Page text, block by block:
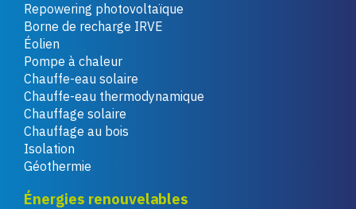
Repowering photovoltaïque
Borne de recharge IRVE
Éolien
Pompe à chaleur
Chauffe-eau solaire
Chauffe-eau thermodynamique
Chauffage solaire
Chauffage au bois
Isolation
Géothermie
Énergies renouvelables